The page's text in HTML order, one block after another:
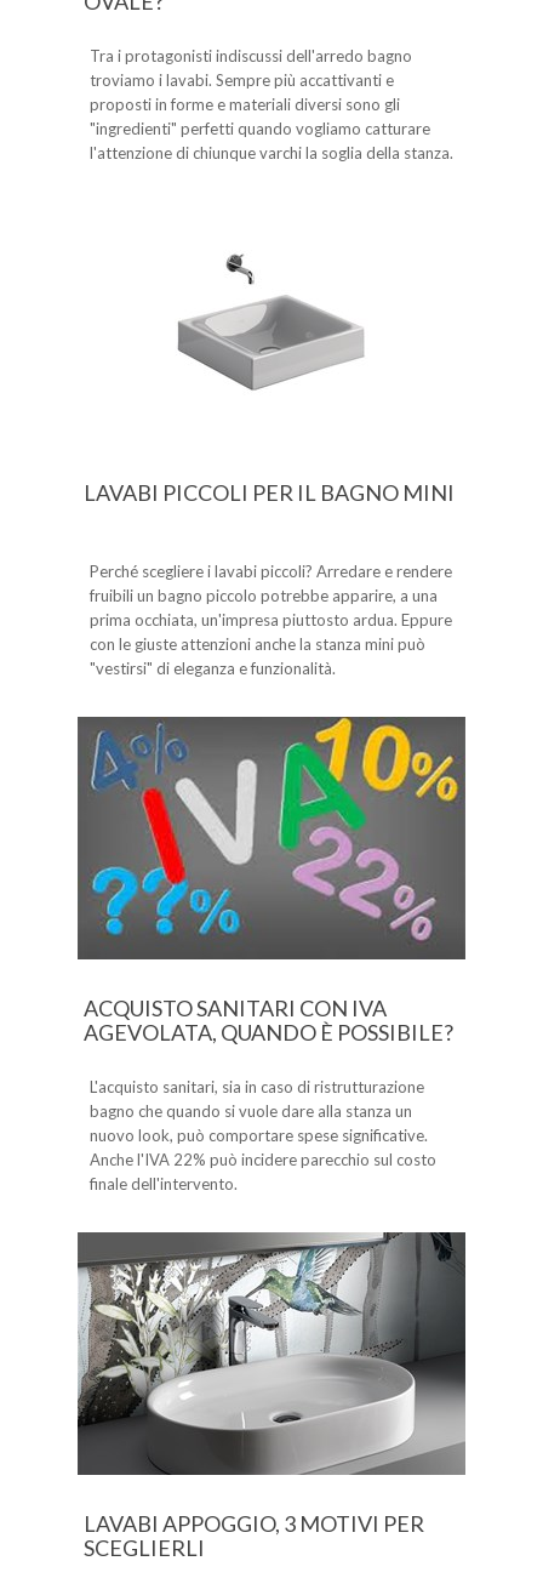
Tra i protagonisti indiscussi dell'arredo bagno
troviamo i lavabi. Sempre più accattivanti e
proposti in forme e materiali diversi sono gli
"ingredienti" perfetti quando vogliamo catturare
l'attenzione di chiunque varchi la soglia della stanza.
LAVABI PICCOLI PER IL BAGNO MINI
Perché scegliere i lavabi piccoli? Arredare e rendere
fruibili un bagno piccolo potrebbe apparire, a una
prima occhiata, un'impresa piuttosto ardua. Eppure
con le giuste attenzioni anche la stanza mini può
"vestirsi" di eleganza e funzionalità.
ACQUISTO SANITARI CON IVA
AGEVOLATA, QUANDO È POSSIBILE?
L'acquisto sanitari, sia in caso di ristrutturazione
bagno che quando si vuole dare alla stanza un
nuovo look, può comportare spese significative.
Anche l'IVA 22% può incidere parecchio sul costo
finale dell'intervento.
LAVABI APPOGGIO, 3 MOTIVI PER
SCEGLIERLI